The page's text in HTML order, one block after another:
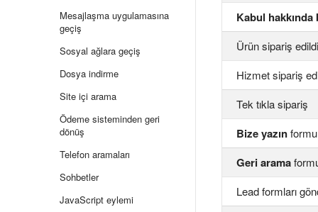
Mesajlaşma uygulamasına
geçiş
Sosyal ağlara geçiş
Dosya indirme
Site içi arama
Ödeme sisteminden geri
dönüş
Telefon aramaları
Sohbetler
JavaScript eylemi
Kabul
Ürün sipariş edildi
Hizmet sipariş
Tek tıkla sipariş
Bize yazınformu
Geri arama
Lead formları